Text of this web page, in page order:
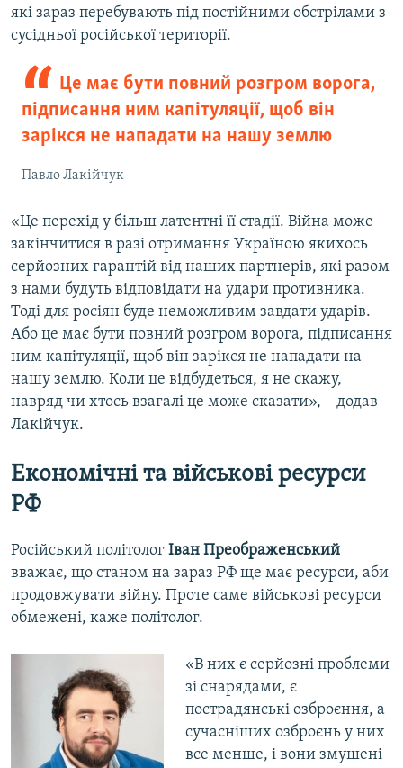
які зараз перебувають під постійними обстрілами з
сусідньої російської території.
Це має бути повний розгром ворога,
підписання ним капітуляції, щоб він
зарікся не нападати на нашу землю
Павло Лакійчук
«Це перехід у більш латентні її стадії. Війна може
закінчитися в разі отримання Україною якихось
серйозних гарантій від наших партнерів, які разом
з нами будуть відповідати на удари противника.
Тоді для росіян буде неможливим завдати ударів.
Або це має бути повний розгром ворога, підписання
ним капітуляції, щоб він зарікся не нападати на
нашу землю. Коли це відбудеться, я не скажу,
навряд чи хтось взагалі це може сказати», – додав
Лакійчук.
Економічні та військові ресурси
РФ
Російський політолог Іван Преображенський
вважає, що станом на зараз РФ ще має ресурси, аби
продовжувати війну. Проте саме військові ресурси
обмежені, каже політолог.
«В них є серйозні проблеми
зі снарядами, є
пострадянські озброєння, а
сучасніших озброєнь у них
все менше, і вони змушені